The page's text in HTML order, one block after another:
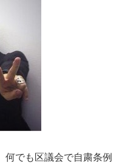
何でも区議会で自粛条例